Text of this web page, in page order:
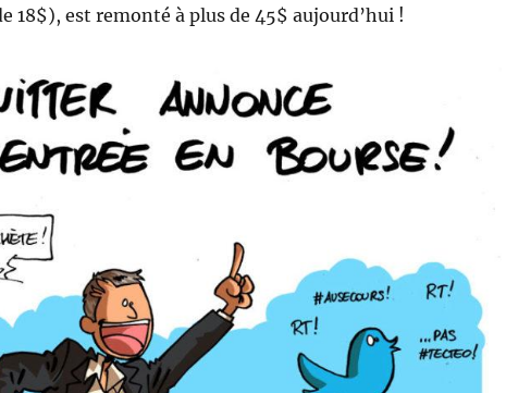
18$), est remonté à plus de 45$ aujourd’hui !